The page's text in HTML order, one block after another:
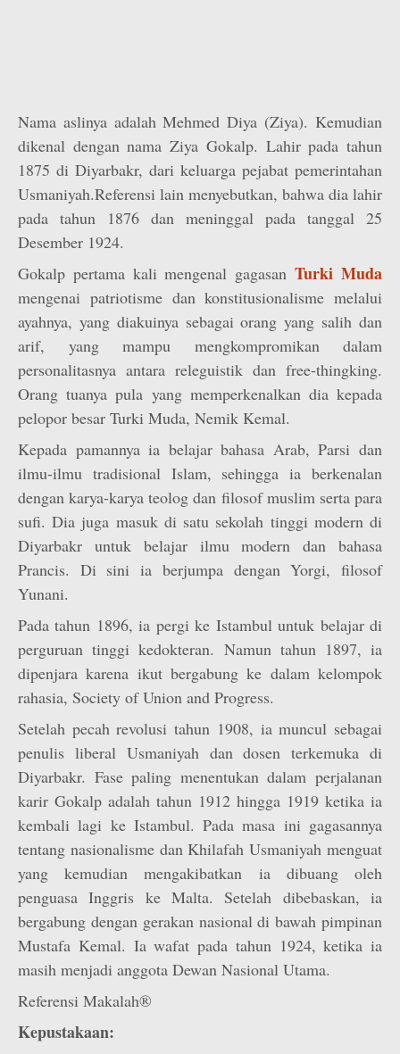
Nama aslinya adalah Mehmed Diya (Ziya). Kemudian
dikenal dengan nama Ziya Gokalp. Lahir pada tahun
1875 di Diyarbakr, dari keluarga pejabat pemerintahan
Usmaniyah.Referensi lain menyebutkan, bahwa dia lahir
pada tahun 1876 dan meninggal pada tanggal 25
Desember 1924.
Gokalp pertama kali mengenal gagasanTurki Muda
mengenai patriotisme dan konstitusionalisme melalui
ayahnya, yang diakuinya sebagai orang yang salih dan
arif, yang mampu mengkompromikan dalam
personalitasnya antara releguistik dan free-thingking.
Orang tuanya pula yang memperkenalkan dia kepada
pelopor besar Turki Muda, Nemik Kemal.
Kepada pamannya ia belajar bahasa Arab, Parsi dan
ilmu-ilmu tradisional Islam, sehingga ia berkenalan
dengan karya-karya teolog dan filosof muslim serta para
sufi. Dia juga masuk di satu sekolah tinggi modern di
Diyarbakr untuk belajar ilmu modern dan bahasa
Prancis. Di sini ia berjumpa dengan Yorgi, filosof
Yunani.
Pada tahun 1896, ia pergi ke Istambul untuk belajar di
perguruan tinggi kedokteran. Namun tahun 1897, ia
dipenjara karena ikut bergabung ke dalam kelompok
rahasia, Society of Union and Progress.
Setelah pecah revolusi tahun 1908, ia muncul sebagai
penulis liberal Usmaniyah dan dosen terkemuka di
Diyarbakr. Fase paling menentukan dalam perjalanan
karir Gokalp adalah tahun 1912 hingga 1919 ketika ia
kembali lagi ke Istambul. Pada masa ini gagasannya
tentang nasionalisme dan Khilafah Usmaniyah menguat
yang kemudian mengakibatkan ia dibuang oleh
penguasa Inggris ke Malta. Setelah dibebaskan, ia
bergabung dengan gerakan nasional di bawah pimpinan
Mustafa Kemal. Ia wafat pada tahun 1924, ketika ia
masih menjadi anggota Dewan Nasional Utama.
Referensi Makalah®
Kepustakaan: